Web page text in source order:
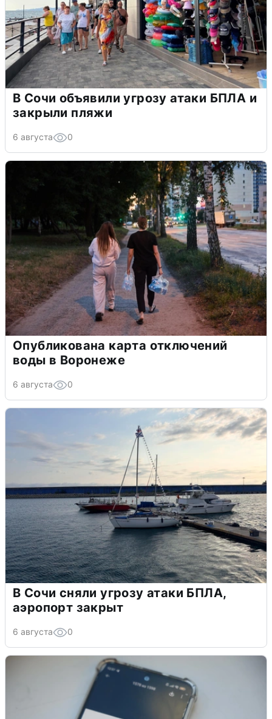
В Сочи объявили угрозу атаки БПЛА и
закрыли пляжи
6 августа 0
Опубликована карта отключений
воды в Воронеже
6 августа 0
В Сочи сняли угрозу атаки БПЛА,
аэропорт закрыт
6 августа 0